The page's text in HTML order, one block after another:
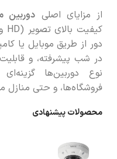
از مزایای اصلی دوربین
دور از طریق موبایل یا
در شب پیشرفته، و
نوع دوربین‌ها
فروشگاه‌ها، و حتی
محصولات پیشنهادی